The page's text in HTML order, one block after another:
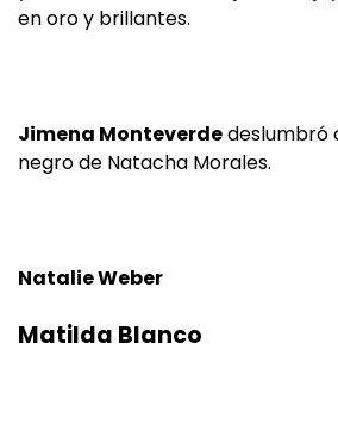
en oro y brillantes.
Jimena Monteverdedeslumbró
negro de Natacha Morales.
Natalie Weber
Matilda Blanco